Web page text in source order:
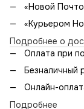
«Новой
«Курьером
Подробнее о
Оплата при
Безналичный
Онлайн-
Подробнее